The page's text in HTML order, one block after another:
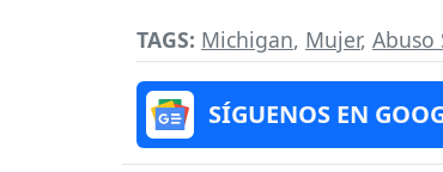
TAGS: Michigan, Mujer, Abuso
SÍGUENOS EN